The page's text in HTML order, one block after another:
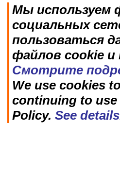
Мы используем
социальных
пользоваться
файлов cookie
Смотрите
We use cookies
continuing to use
Policy. See details